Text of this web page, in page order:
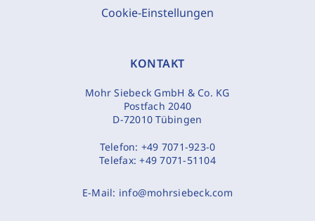
Cookie-Einstellungen
KONTAKT
Mohr Siebeck GmbH & Co. KG
Postfach 2040
D-72010 Tübingen
Telefon: +49 7071-923-0
Telefax:+49 7071-51104
E-Mail: info@mohrsiebeck.com